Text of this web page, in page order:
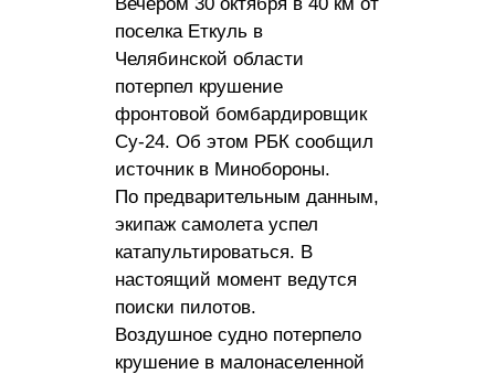
поселка Еткуль в
Челябинской области
потерпел крушение
фронтовой бомбардировщик
Су-24. Об этом РБК сообщил
источник в Минобороны.
По предварительным данным,
экипаж самолета успел
катапультироваться. В
настоящий момент ведутся
поиски пилотов.
Воздушное судно потерпело
крушение в малонаселенной